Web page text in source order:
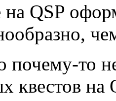
QSP
почему-то
квестов на